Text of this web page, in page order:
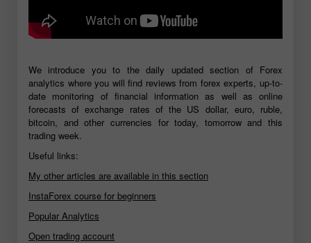
We introduce you to the daily updated section of Forex
analytics where you will find reviews from forex experts, up-to-
date monitoring of financial information as well as online
forecasts of exchange rates of the US dollar, euro, ruble,
bitcoin, and other currencies for today, tomorrow and this
trading week.
Useful links:
My other articles are available in this section
InstaForex course for beginners
Popular Analytics
Open trading account